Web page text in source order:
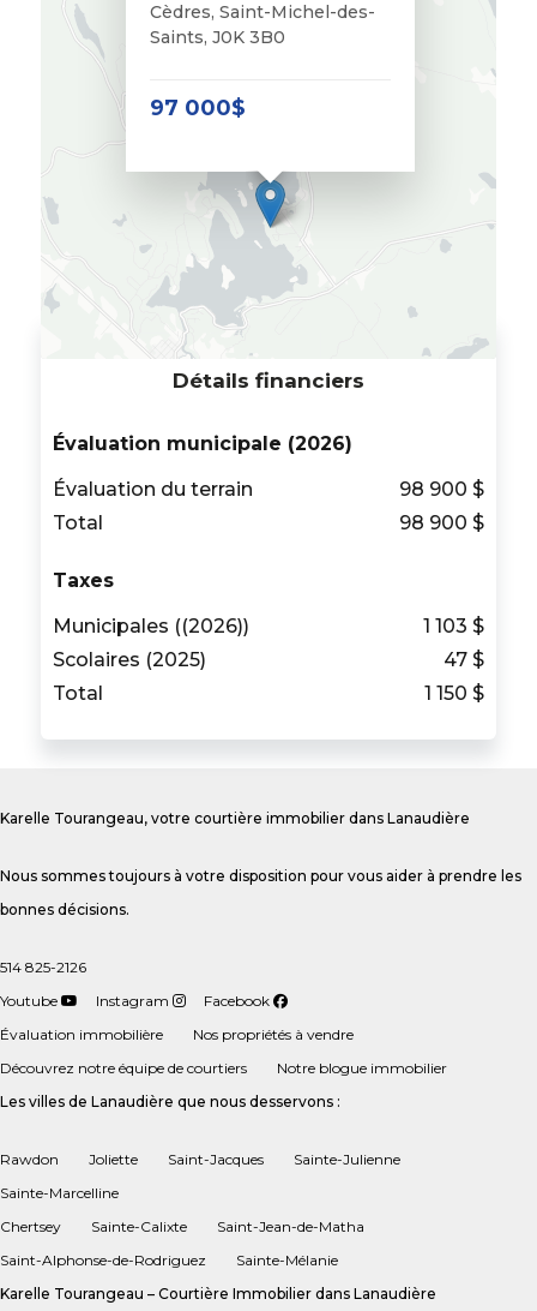
Cèdres, Saint-Michel-des-
Saints, J0K 3B0
97 000$
Détails financiers
Évaluation municipale (2026)
Évaluation du terrain
98 900 $
Total
98 900 $
Taxes
Municipales ((2026))
1 103 $
Scolaires (2025)
47 $
Total
1 150 $
Karelle Tourangeau, votre courtière immobilier dans Lanaudière
Nous sommes toujours à votre disposition pour vous aider à prendre les
bonnes décisions.
514 825-2126
Youtube
Instagram
Facebook
Évaluation immobilière
Nos propriétés à vendre
Découvrez notre équipe de courtiers
Notre blogue immobilier
Les villes de Lanaudière que nous desservons :
Rawdon Joliette Saint-Jacques
Sainte-Julienne
Sainte-Marcelline
Chertsey
Sainte-Calixte
Saint-Jean-de-Matha
Saint-Alphonse-de-Rodriguez
Sainte-Mélanie
Karelle Tourangeau – Courtière Immobilier dans Lanaudière